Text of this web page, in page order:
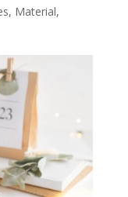
, Material,